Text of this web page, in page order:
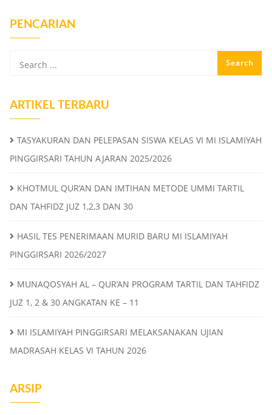
PENCARIAN
ARTIKEL TERBARU
TASYAKURAN DAN PELEPASAN SISWA KELAS VI MI ISLAMIYAH
PINGGIRSARI TAHUN AJARAN 2025/2026
KHOTMUL QUR’AN DAN IMTIHAN METODE UMMI TARTIL
DAN TAHFIDZ JUZ 1,2,3 DAN 30
HASIL TES PENERIMAAN MURID BARU MI ISLAMIYAH
PINGGIRSARI 2026/2027
MUNAQOSYAH AL – QUR’AN PROGRAM TARTIL DAN TAHFIDZ
JUZ 1, 2 & 30 ANGKATAN KE – 11
MI ISLAMIYAH PINGGIRSARI MELAKSANAKAN UJIAN
MADRASAH KELAS VI TAHUN 2026
ARSIP